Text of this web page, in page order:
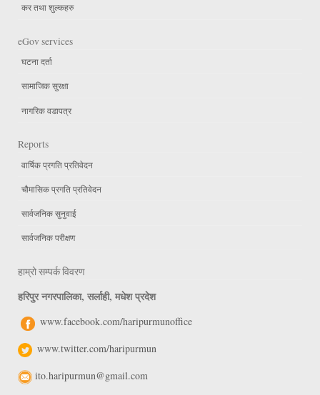
कर तथा शुल्कहरु
eGov services
घटना दर्ता
सामाजिक सुरक्षा
नागरिक वडापत्र
Reports
वार्षिक प्रगति प्रतिवेदन
चौमासिक प्रगति प्रतिवेदन
सार्वजनिक सुनुवाई
सार्वजनिक परीक्षण
हाम्रो सम्पर्क विवरण
हरिपुर नगरपालिका, सर्लाही, मधेश प्रदेश
www.facebook.com/haripurmunoffice
www.twitter.com/haripurmun
ito.haripurmun@gmail.com